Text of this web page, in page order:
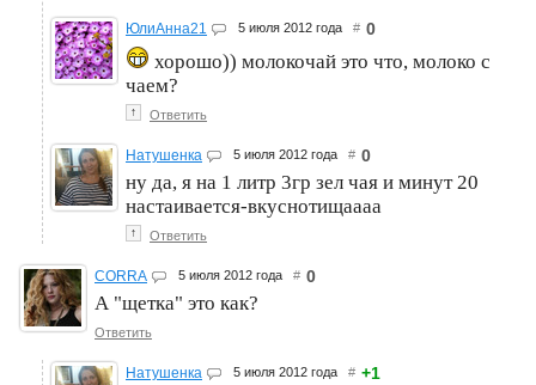
ЮлиАнна21 5 июля 2012 года # 0
хорошо)) молокочай это что, молоко с
чаем?
↑ Ответить
Натушенка 5 июля 2012 года # 0
ну да, я на 1 литр 3гр зел чая и минут 20
настаивается-вкуснотищаааа
↑ Ответить
CORRA 5 июля 2012 года # 0
А "щетка" это как?
Ответить
Натушенка 5 июля 2012 года # +1